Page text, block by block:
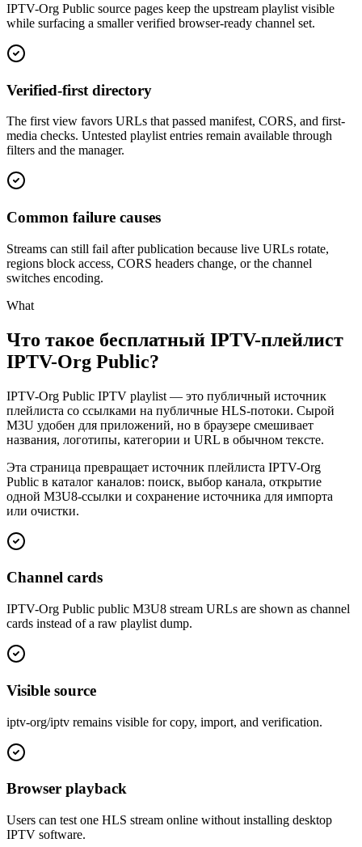
IPTV-Org Public source pages keep the upstream playlist visible
while surfacing a smaller verified browser-ready channel set.
Verified-first directory
The first view favors URLs that passed manifest, CORS, and first-
media checks. Untested playlist entries remain available through
filters and the manager.
Common failure causes
Streams can still fail after publication because live URLs rotate,
regions block access, CORS headers change, or the channel
switches encoding.
What
Что такое бесплатный IPTV-плейлист
IPTV-Org Public?
IPTV-Org Public IPTV playlist — это публичный источник
плейлиста со ссылками на публичные HLS-потоки. Сырой
M3U удобен для приложений, но в браузере смешивает
названия, логотипы, категории и URL в обычном тексте.
Эта страница превращает источник плейлиста IPTV-Org
Public в каталог каналов: поиск, выбор канала, открытие
одной M3U8-ссылки и сохранение источника для импорта
или очистки.
Channel cards
IPTV-Org Public public M3U8 stream URLs are shown as channel
cards instead of a raw playlist dump.
Visible source
iptv-org/iptv remains visible for copy, import, and verification.
Browser playback
Users can test one HLS stream online without installing desktop
IPTV software.